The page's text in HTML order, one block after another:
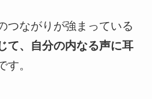
つながりが強まっている
て、自分の内なる声に耳
す。